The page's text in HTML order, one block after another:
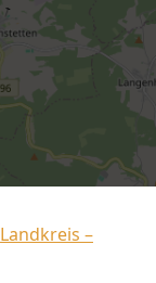
Landkreis –